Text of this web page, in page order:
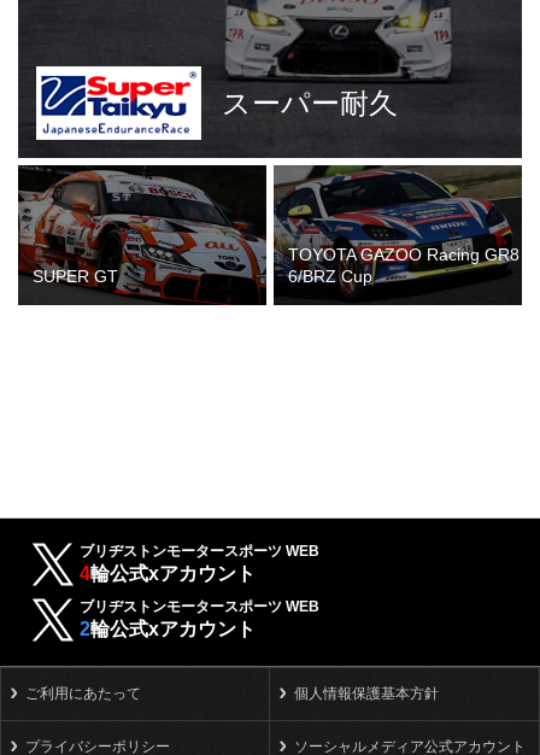
スーパー耐久
SUPER GT
TOYOTA GAZOO Racing GR8
6/BRZ Cup
ブリヂストンモータースポーツ WEB
4輪公式xアカウント
ブリヂストンモータースポーツ WEB
2輪公式xアカウント
ご利用にあたって 個人情報保護基本方針
プライバシーポリシー ソーシャルメディア公式アカウント